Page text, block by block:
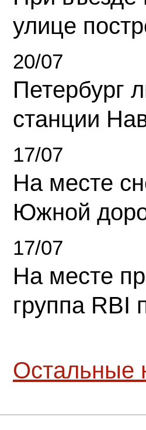
улице
20/07
Петербург
станции
17/07
На месте
Южной
17/07
На месте
группа RBI
Остальные